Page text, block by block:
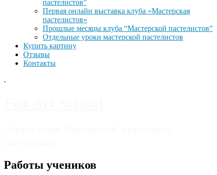
пастелистов”
Первая онлайн выставка клуба «Мастерская
пастелистов»
Прошлые месяцы клуба “Мастерской пастелистов”
Отдельные уроки мастерской пастелистов
Купить картину
Отзывы
Контакты
.
Работы учеников